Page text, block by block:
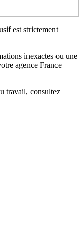
est strictement
inexactes ou une
agence France
travail, consultez